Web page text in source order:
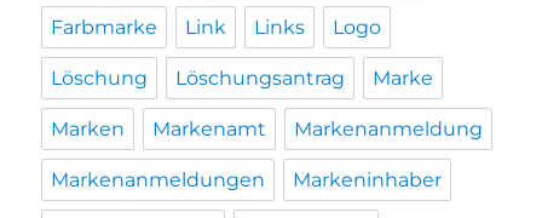
Farbmarke Link Links Logo
Löschung Löschungsantrag Marke
Marken Markenamt Markenanmeldung
Markenanmeldungen Markeninhaber